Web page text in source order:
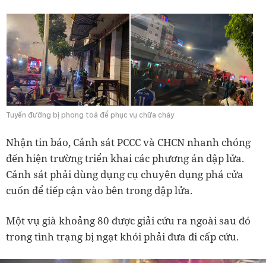
Tuyến đường bị phong toả để phục vụ chữa cháy
Nhận tin báo, Cảnh sát PCCC và CHCN nhanh chóng
đến hiện trường triển khai các phương án dập lửa.
Cảnh sát phải dùng dụng cụ chuyên dụng phá cửa
cuốn để tiếp cận vào bên trong dập lửa.
Một vụ già khoảng 80 được giải cứu ra ngoài sau đó
trong tình trạng bị ngạt khói phải đưa đi cấp cứu.